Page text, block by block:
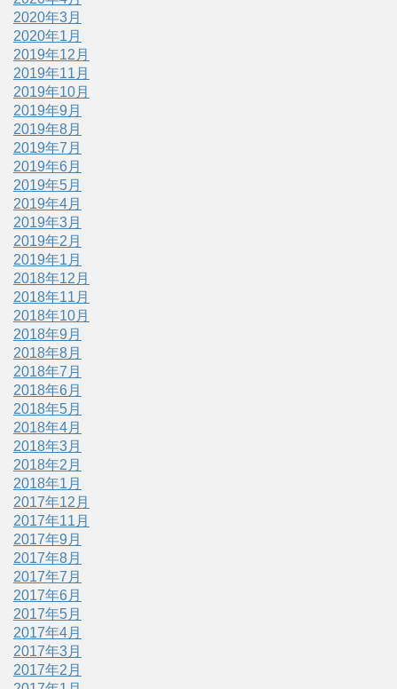
2020年3月
2020年1月
2019年12月
2019年11月
2019年10月
2019年9月
2019年8月
2019年7月
2019年6月
2019年5月
2019年4月
2019年3月
2019年2月
2019年1月
2018年12月
2018年11月
2018年10月
2018年9月
2018年8月
2018年7月
2018年6月
2018年5月
2018年4月
2018年3月
2018年2月
2018年1月
2017年12月
2017年11月
2017年9月
2017年8月
2017年7月
2017年6月
2017年5月
2017年4月
2017年3月
2017年2月